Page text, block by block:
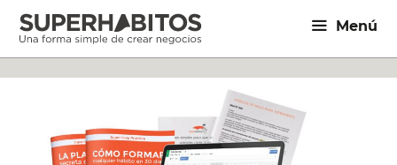
Saltar
contenido
Menú